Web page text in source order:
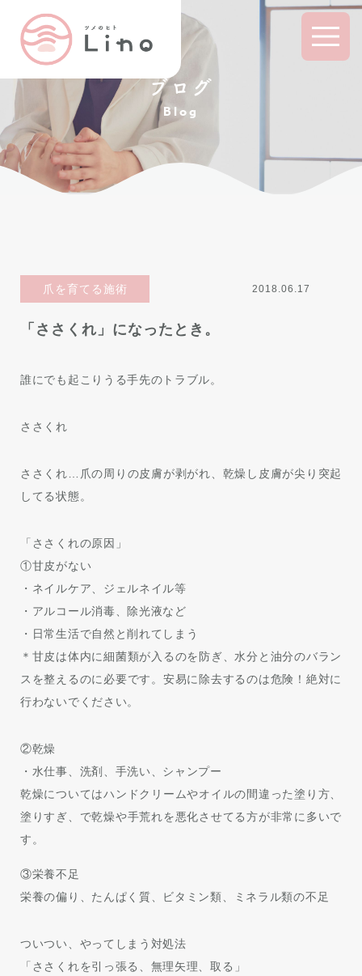
ブログ
Blog
爪を育てる施術 2018.06.17
「ささくれ」になったとき。
誰にでも起こりうる手先のトラブル。
ささくれ
ささくれ…爪の周りの皮膚が剥がれ、乾燥し皮膚が尖り突起
してる状態。
「ささくれの原因」
①甘皮がない
・ネイルケア、ジェルネイル等
・アルコール消毒、除光液など
・日常生活で自然と削れてしまう
＊甘皮は体内に細菌類が入るのを防ぎ、水分と油分のバラン
スを整えるのに必要です。安易に除去するのは危険！絶対に
行わないでください。
②乾燥
・水仕事、洗剤、手洗い、シャンプー
乾燥についてはハンドクリームやオイルの間違った塗り方、
塗りすぎ、で乾燥や手荒れを悪化させてる方が非常に多いで
す。
③栄養不足
栄養の偏り、たんぱく質、ビタミン類、ミネラル類の不足
ついつい、やってしまう対処法
「ささくれを引っ張る、無理矢理、取る」